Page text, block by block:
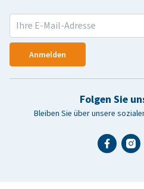
Anmelden
Folgen Sie
Bleiben Sie über unsere